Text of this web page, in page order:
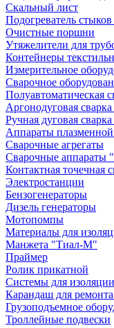
Скальный лист
Подогреватель стыков
Очистные поршни
Утяжелители для
Контейнеры
Измерительное
Сварочное
Полуавтоматическая
Аргонодуговая
Ручная дуговая
Аппараты плазменной
Сварочные агрегаты
Сварочные аппараты
Контактная точечная
Электростанции
Бензогенераторы
Дизель генераторы
Мотопомпы
Материалы для
Манжета "Тиал-М"
Праймер
Ролик прикатной
Системы для
Карандаш для
Грузоподъемное
Троллейные подвески